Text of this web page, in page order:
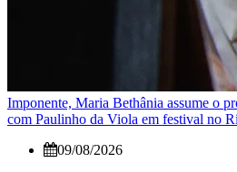
Imponente, Maria Bethânia assume o
com Paulinho da Viola em festival no
09/08/2026